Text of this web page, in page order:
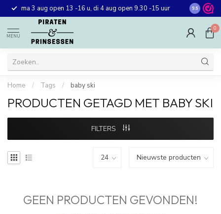
ma 3 aug open 13 -16 u, di 4 aug open 9.30 -15 uur Gratis
winkel in
9.6
MENU
0
Home / Tags / baby ski
PRODUCTEN GETAGD MET BABY SKI
FILTERS
GEEN PRODUCTEN GEVONDEN!